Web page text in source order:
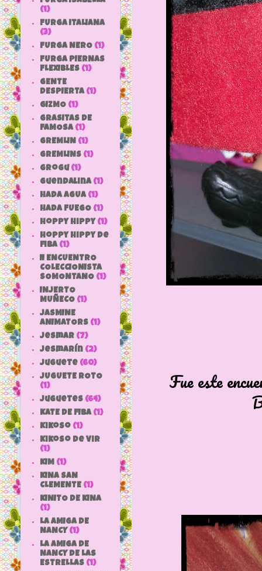
Fue este
(1)
FURGA ITALIANA
(3)
FURGA NERO (1)
FURGA PIERNAS
FLEXIBLES (1)
GENTE
DESPIERTA (1)
GIZMO (1)
GRASITAS DE
FAMOSA (1)
GREMLIN (1)
GREMLINS (1)
grogu (1)
Guendalina (1)
HADA AGUA (1)
HADA FUEGO (1)
hoppy hippy (1)
hoppy hippy de
fiba (1)
II ENCUENTRO
COLECCIONISTA
SOMONTANO (1)
INJERTO
MUÑECO (1)
JASMINE
ANIMATORS (1)
jesmar (7)
jesmarín (2)
juguete (60)
JUGUETE ROTO
(1)
Juguetes (64)
KATE DE FIBA (1)
Kikoso (1)
Kikoso de Vir
(1)
KIM (1)
KINA SAN
CLEMENTE (1)
KINITO DE KINA
(1)
LA AMIGA DE
NANCY (1)
LA AMIGA DE
NANCY DE LAS
ESTRELLAS (1)